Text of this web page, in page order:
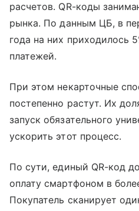
расчетов. QR-коды
рынка. По данным ЦБ, в
года на них приходилось
платежей.
При этом некарточные
постепенно растут. Их
запуск обязательного
ускорить этот процесс.
По сути, единый QR-код
оплату смартфоном в
Покупатель сканирует